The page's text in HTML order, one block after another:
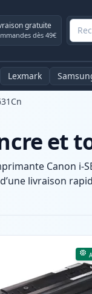
gratuite
dès 49€
Lexmark
et
Canon i-
livraison